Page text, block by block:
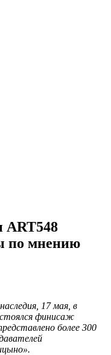
ART548
по мнению
17 мая, в
финисаж
более 300